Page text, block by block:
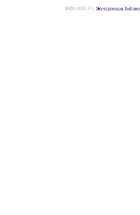
2008-2022 © | Электронная